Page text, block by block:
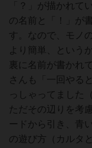
「？」が描かれて
の名前と「！」が
す。なので、モノ
より簡単、という
裏に名前が書かれ
さんも「一回やる
っしゃってました
ただその辺りを考
ードから引き、青
の遊び方（カルタ